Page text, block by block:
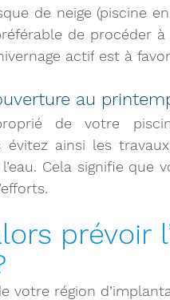
de neige (piscine
de procéder à
actif est à
au
de votre
évitez ainsi les
Cela signifie
.
prévoir
votre région